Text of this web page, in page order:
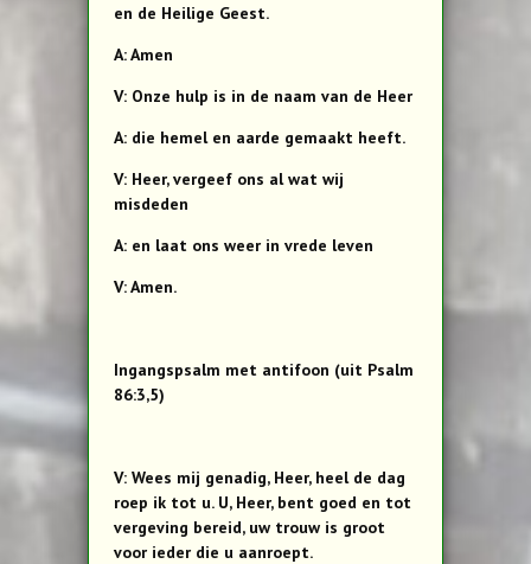
en de Heilige Geest.
A: Amen
V: Onze hulp is in de naam van de Heer
A: die hemel en aarde gemaakt heeft.
V: Heer, vergeef ons al wat wij
misdeden
A: en laat ons weer in vrede leven
V: Amen.
Ingangspsalm met antifoon (uit Psalm
86:3,5)
V: Wees mij genadig, Heer, heel de dag
roep ik tot u. U, Heer, bent goed en tot
vergeving bereid, uw trouw is groot
voor ieder die u aanroept.